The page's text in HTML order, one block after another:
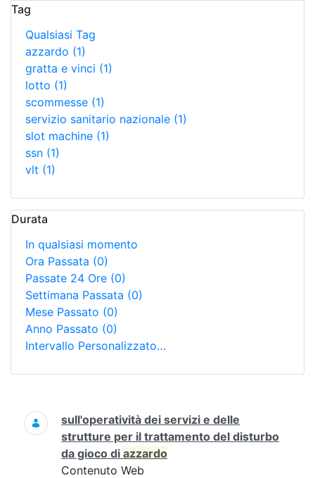
Tag
Qualsiasi Tag
azzardo (1)
gratta e vinci (1)
lotto (1)
scommesse (1)
servizio sanitario nazionale (1)
slot machine (1)
ssn (1)
vlt (1)
Durata
In qualsiasi momento
Ora Passata (0)
Passate 24 Ore (0)
Settimana Passata (0)
Mese Passato (0)
Anno Passato (0)
Intervallo Personalizzato…
Ricerca
sull'operatività dei servizi e delle
strutture per il trattamento del disturbo
da gioco di azzardo
Contenuto Web